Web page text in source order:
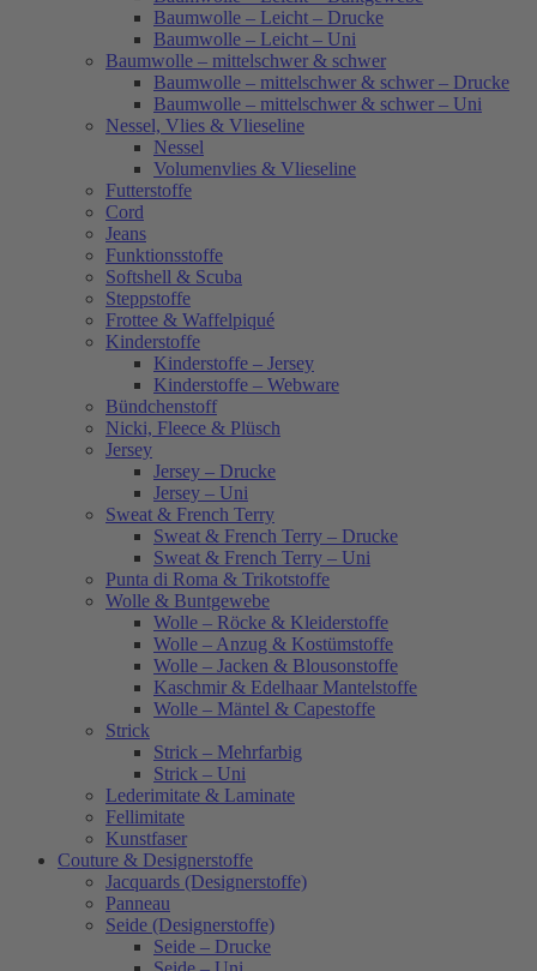
Baumwolle – Leicht – Drucke
Baumwolle – Leicht – Uni
Baumwolle – mittelschwer & schwer
Baumwolle – mittelschwer & schwer – Drucke
Baumwolle – mittelschwer & schwer – Uni
Nessel, Vlies & Vlieseline
Nessel
Volumenvlies & Vlieseline
Futterstoffe
Cord
Jeans
Funktionsstoffe
Softshell & Scuba
Steppstoffe
Frottee & Waffelpiqué
Kinderstoffe
Kinderstoffe – Jersey
Kinderstoffe – Webware
Bündchenstoff
Nicki, Fleece & Plüsch
Jersey
Jersey – Drucke
Jersey – Uni
Sweat & French Terry
Sweat & French Terry – Drucke
Sweat & French Terry – Uni
Punta di Roma & Trikotstoffe
Wolle & Buntgewebe
Wolle – Röcke & Kleiderstoffe
Wolle – Anzug & Kostümstoffe
Wolle – Jacken & Blousonstoffe
Kaschmir & Edelhaar Mantelstoffe
Wolle – Mäntel & Capestoffe
Strick
Strick – Mehrfarbig
Strick – Uni
Lederimitate & Laminate
Fellimitate
Kunstfaser
Couture & Designerstoffe
Jacquards (Designerstoffe)
Panneau
Seide (Designerstoffe)
Seide – Drucke